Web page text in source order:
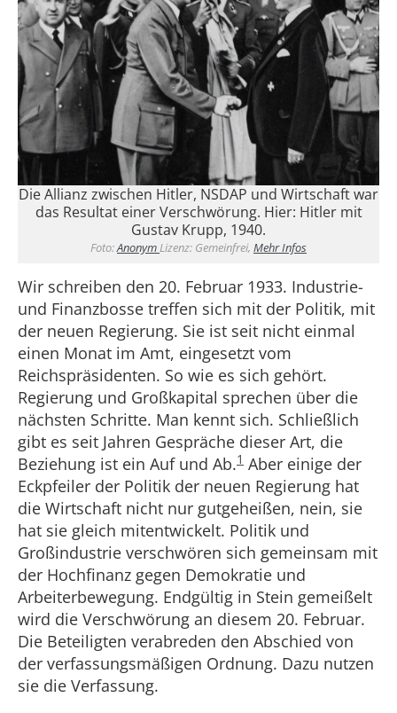
Die Allianz zwischen Hitler, NSDAP und Wirtschaft war
das Resultat einer Verschwörung. Hier: Hitler mit
Gustav Krupp, 1940.
Foto:AnonymLizenz: Gemeinfrei, Mehr Infos
Wir schreiben den 20. Februar 1933. Industrie-
und Finanzbosse treffen sich mit der Politik, mit
der neuen Regierung. Sie ist seit nicht einmal
einen Monat im Amt, eingesetzt vom
Reichspräsidenten. So wie es sich gehört.
Regierung und Großkapital sprechen über die
nächsten Schritte. Man kennt sich. Schließlich
gibt es seit Jahren Gespräche dieser Art, die
Beziehung ist ein Auf und Ab.1 Aber einige der
Eckpfeiler der Politik der neuen Regierung hat
die Wirtschaft nicht nur gutgeheißen, nein, sie
hat sie gleich mitentwickelt. Politik und
Großindustrie verschwören sich gemeinsam mit
der Hochfinanz gegen Demokratie und
Arbeiterbewegung. Endgültig in Stein gemeißelt
wird die Verschwörung an diesem 20. Februar.
Die Beteiligten verabreden den Abschied von
der verfassungsmäßigen Ordnung. Dazu nutzen
sie die Verfassung.